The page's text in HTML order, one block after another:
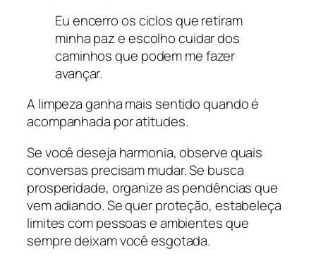
Eu encerro os ciclos que retiram
minha paz e escolho cuidar dos
caminhos que podem me fazer
avançar.
A limpeza ganha mais sentido quando é
acompanhada por atitudes.
Se você deseja harmonia, observe quais
conversas precisam mudar. Se busca
prosperidade, organize as pendências que
vem adiando. Se quer proteção, estabeleça
limites com pessoas e ambientes que
sempre deixam você esgotada.